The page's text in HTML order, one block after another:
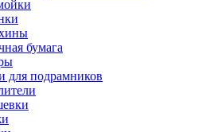
бумага
для подрамников